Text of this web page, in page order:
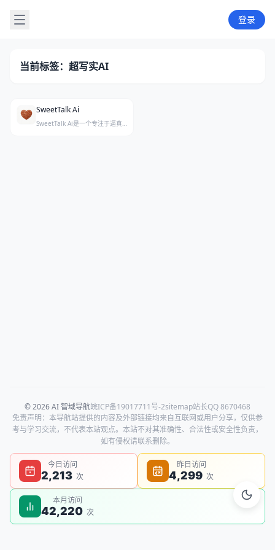
登录
当前标签：超写实AI
SweetTalk Ai
SweetTalk Ai是一个专注于逼真AI伴侣对话的平台，通过照片级人物形象与持久记忆系统，为用户带来高度拟人化的私密交流体验。
© 2026 AI 智域导航皖ICP备19017711号-2sitemap站长QQ 8670468
免责声明：本导航站提供的内容及外部链接均来自互联网或用户分享，仅供参
考与学习交流，不代表本站观点。本站不对其准确性、合法性或安全性负责，
如有侵权请联系删除。
今日访问
2,213 次
昨日访问
4,299 次
本月访问
42,220 次